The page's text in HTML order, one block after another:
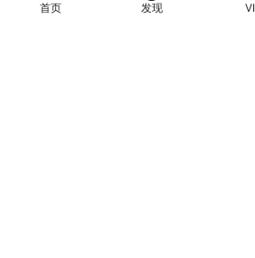
关于我们 使用条款
首页 发现